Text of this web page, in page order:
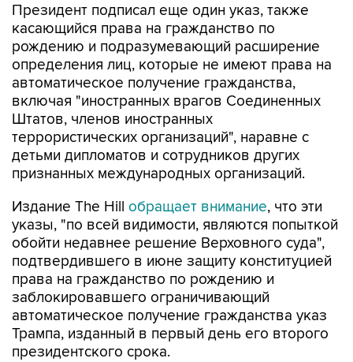
Президент подписал еще один указ, также
касающийся права на гражданство по
рождению и подразумевающий расширение
определения лиц, которые не имеют права на
автоматическое получение гражданства,
включая "иностранных врагов Соединенных
Штатов, членов иностранных
террористических организаций", наравне с
детьми дипломатов и сотрудников других
признанных международных организаций.
Издание The Hill обращает внимание, что эти
указы, "по всей видимости, являются попыткой
обойти недавнее решение Верховного суда",
подтвердившего в июне защиту конституцией
права на гражданство по рождению и
заблокировавшего ограничивающий
автоматическое получение гражданства указ
Трампа, изданный в первый день его второго
президентского срока.